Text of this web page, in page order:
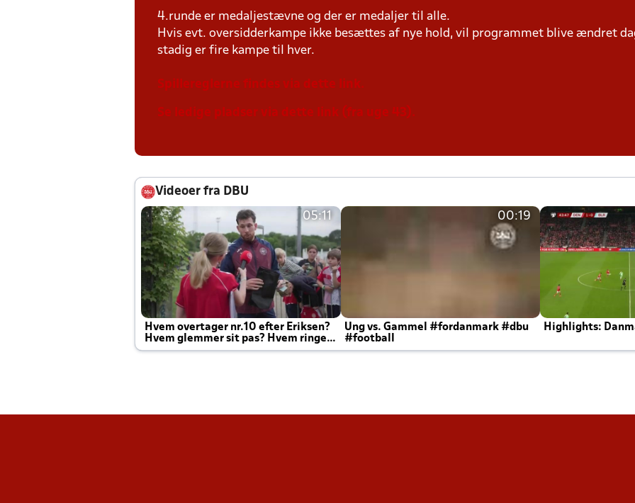
4.runde er medaljestævne og der er medaljer til alle.
Hvis evt. oversidderkampe ikke besættes af nye hold, vil programmet blive ændret
stadig er fire kampe til hver.
Spillereglerne findes via dette link.
Se ledige pladser via dette link (fra uge 43).
Videoer fra DBU
05:11
Hvem overtager nr.10 efter Eriksen?
Hvem glemmer sit pas? Hvem ringer
Joachim altid til efter kampe?
00:19
Ung vs. Gammel #fordanmark #dbu
#football
Highlights: